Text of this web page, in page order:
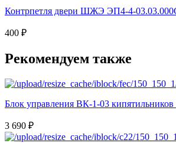
Контрпетля двери ШЖЭ ЭП4-4-
400 ₽
Рекомендуем также
Блок управления ВК-1-03
3 690 ₽